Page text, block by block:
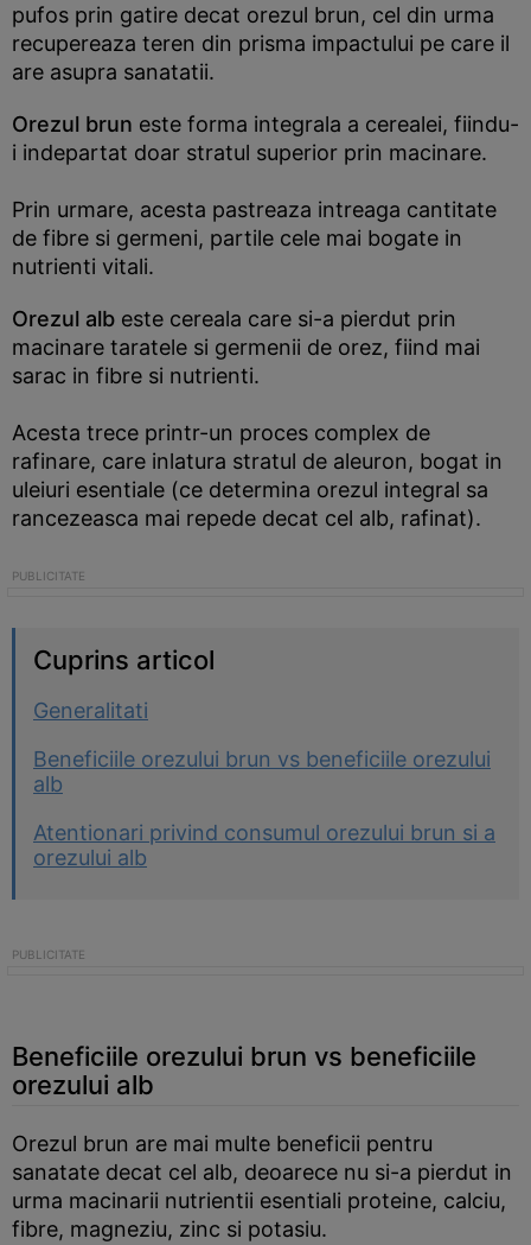
pufos prin gatire decat orezul brun, cel din urma
recupereaza teren din prisma impactului pe care il
are asupra sanatatii.
Orezul brun este forma integrala a cerealei, fiindu-
i indepartat doar stratul superior prin macinare.
Prin urmare, acesta pastreaza intreaga cantitate
de fibre si germeni, partile cele mai bogate in
nutrienti vitali.
Orezul alb este cereala care si-a pierdut prin
macinare taratele si germenii de orez, fiind mai
sarac in fibre si nutrienti.
Acesta trece printr-un proces complex de
rafinare, care inlatura stratul de aleuron, bogat in
uleiuri esentiale (ce determina orezul integral sa
rancezeasca mai repede decat cel alb, rafinat).
Cuprins articol
Generalitati
Beneficiile orezului brun vs beneficiile orezului
alb
Atentionari privind consumul orezului brun si a
orezului alb
Beneficiile orezului brun vs beneficiile
orezului alb
Orezul brun are mai multe beneficii pentru
sanatate decat cel alb, deoarece nu si-a pierdut in
urma macinarii nutrientii esentiali proteine, calciu,
fibre, magneziu, zinc si potasiu.